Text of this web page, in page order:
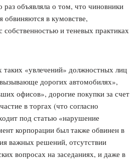
раз объявляла о том, что чиновники
в кумовстве,
собственностью и теневых практиках
«увлечений» должностных лиц
дорогих автомобилях»,
офисов», дорогие покупки за счет
в торгах (что согласно
под статью «нарушение
корпорации был также обвинен в
важных решений, отсутствии
вопросах на заседаниях, и даже в